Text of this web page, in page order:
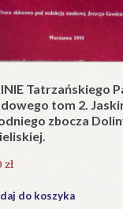
w wersji składanej.